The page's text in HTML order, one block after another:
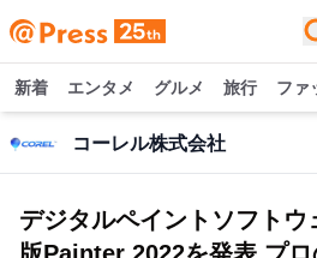
新着 エンタメ グルメ 旅行 ファ
コーレル株式会社
デジタルペイントソフト